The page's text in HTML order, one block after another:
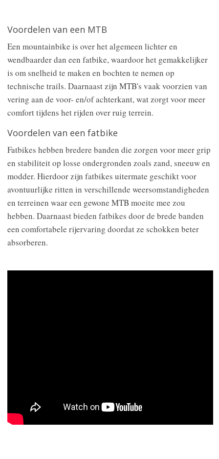
Voordelen van een MTB
Een mountainbike is over het algemeen lichter en
wendbaarder dan een fatbike, waardoor het gemakkelijker
is om snelheid te maken en bochten te nemen op
technische trails. Daarnaast zijn MTB's vaak voorzien van
vering aan de voor- en/of achterkant, wat zorgt voor meer
comfort tijdens het rijden over ruig terrein.
Voordelen van een fatbike
Fatbikes hebben bredere banden die zorgen voor meer grip
en stabiliteit op losse ondergronden zoals zand, sneeuw en
modder. Hierdoor zijn fatbikes uitermate geschikt voor
avontuurlijke ritten in verschillende weersomstandigheden
en terreinen waar een gewone MTB moeite mee zou
hebben. Daarnaast bieden fatbikes door de brede banden
een comfortabele rijervaring doordat ze schokken beter
absorberen.